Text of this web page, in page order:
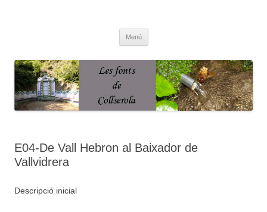
Menú
E04-De Vall Hebron al Baixador de
Vallvidrera
Descripció inicial